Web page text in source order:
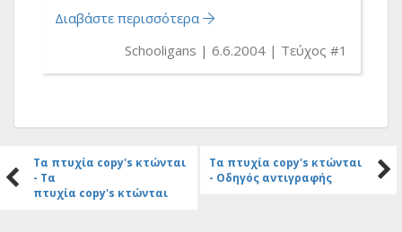
Διαβάστε περισσότερα
Schooligans
6.6.2004 Τεύχος #1
Τα πτυχία copy's κτώνται
- Τα
πτυχία copy's κτώνται
Τα πτυχία copy's κτώνται
- Οδηγός αντιγραφής